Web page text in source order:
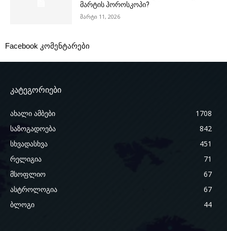
მარტის ჰოროსკოპი?
მარტი 11, 2026
Facebook კომენტარები
კატეგორიები
ახალი ამბები
1708
საზოგადოება
842
სხვადასხვა
451
რელიგია
71
მსოფლიო
67
ასტროლოგია
67
ბლოგი
44